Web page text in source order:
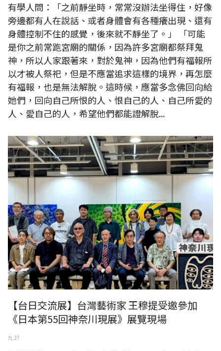
有學人問：「之前靜坐時，常常沒辦法坐得住，好像
旁邊都有人在說話、或者身體會有各種癢出現、還有
身體控制不住的感覺，後來就不靜坐了。」 「可能
是你之前常跑宮廟的關係，因為許多宮廟都祭拜鬼
神，所以人家跟著來，對於鬼神，因為他們有福報所
以才被人祭祀，但是不應當追求這樣的境界，再怎麼
有福報，也是無法解脫。這時候，應當多念佛回向給
她們，回向自己所恨的人、恨自己的人、自己所愛的
人、愛自己的人，希望他們都能證解脫...
【台日交流展】台灣藝術家 王穆提受邀參加
《日本第55回神奈川現展》展覽現場
九 27